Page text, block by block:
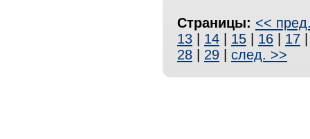
Страницы: <<
13
14 15 16 17
28
29 след. >>